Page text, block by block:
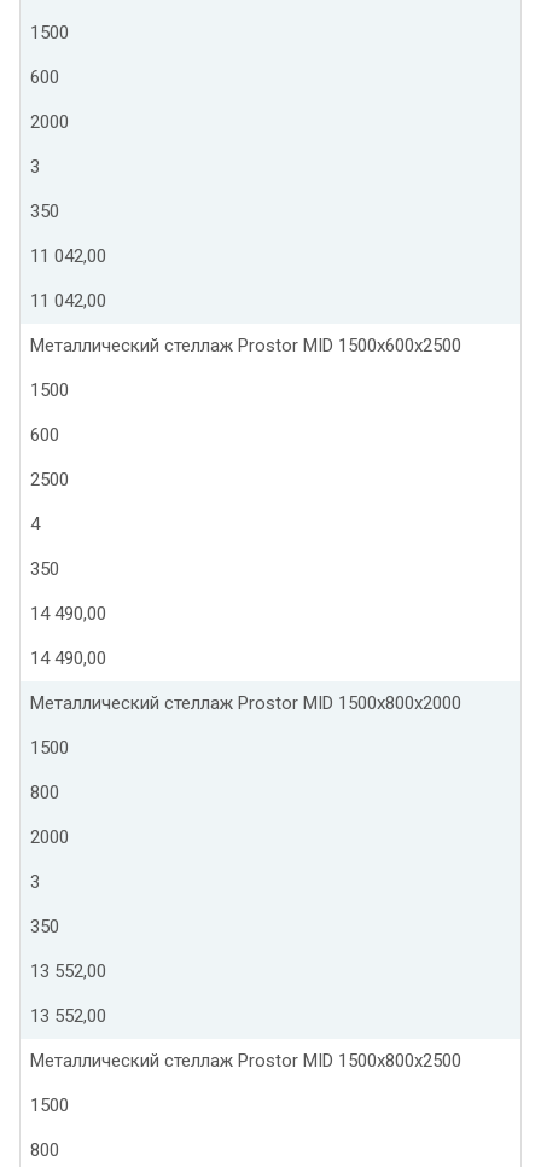
1500
600
2000
3
350
11 042,00
11 042,00
Металлический стеллаж Prostor MID 1500x600x2500
1500
600
2500
4
350
14 490,00
14 490,00
Металлический стеллаж Prostor MID 1500x800x2000
1500
800
2000
3
350
13 552,00
13 552,00
Металлический стеллаж Prostor MID 1500x800x2500
1500
800